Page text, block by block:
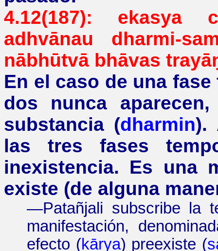
4.12(187): ekasya
adhvānau
dharmi-
nābhūtvā bhāvas
En el caso de una
dos nunca
substancia (dharmin).
las tres fases
inexistencia. Es una
existe (de alguna
—Patañjali subscribe la
manifestación,
efecto (kārya) preexiste (